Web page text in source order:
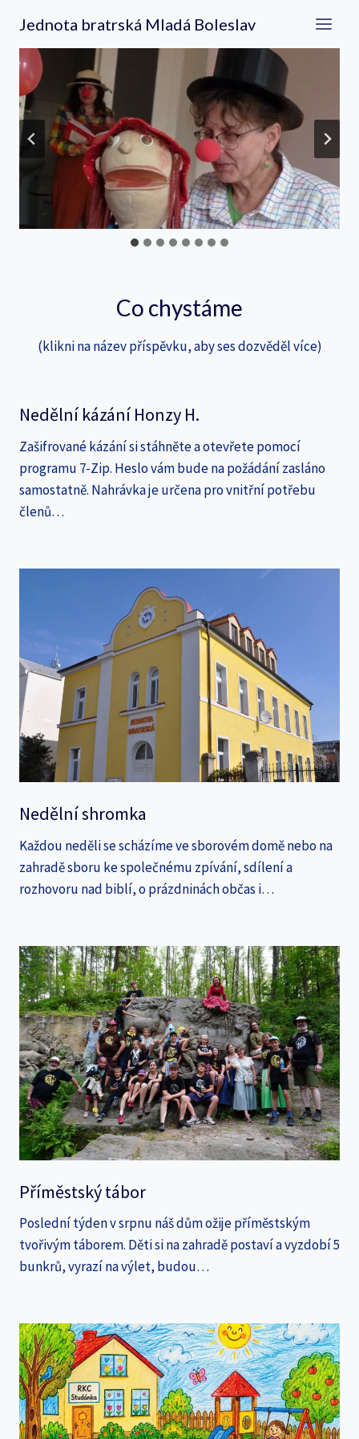
obsah
Jednota bratrská Mladá Boleslav
Co chystáme
(klikni na název příspěvku, aby ses dozvěděl více)
Nedělní kázání Honzy H.
Zašifrované kázání si stáhněte a otevřete pomocí
programu 7-Zip. Heslo vám bude na požádání zasláno
samostatně. Nahrávka je určena pro vnitřní potřebu
členů…
Nedělní shromka
Každou neděli se scházíme ve sborovém domě nebo na
zahradě sboru ke společnému zpívání, sdílení a
rozhovoru nad biblí, o prázdninách občas i…
Příměstský tábor
Poslední týden v srpnu náš dům ožije příměstským
tvořivým táborem. Děti si na zahradě postaví a vyzdobí 5
bunkrů, vyrazí na výlet, budou…